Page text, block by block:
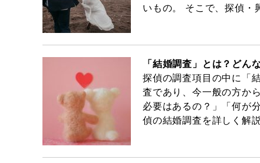
いもの。 そこで、探偵
「結婚調査」とは？どん
探偵の調査項目の中に「
査であり、今一般の方か
必要はあるの？」「何が
偵の結婚調査を詳しく解